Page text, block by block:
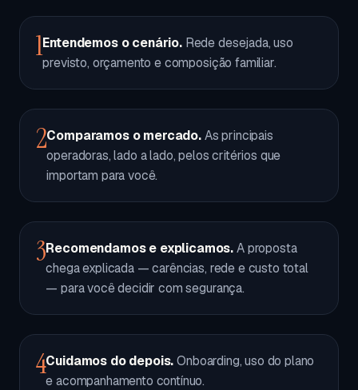
1Entendemos o cenário. Rede desejada, uso
previsto, orçamento e composição familiar.
2Comparamos o mercado.As principais
operadoras, lado a lado, pelos critérios que
importam para você.
3Recomendamos e explicamos.A proposta
chega explicada — carências, rede e custo total
— para você decidir com segurança.
4Cuidamos do depois.Onboarding, uso do plano
e acompanhamento contínuo.